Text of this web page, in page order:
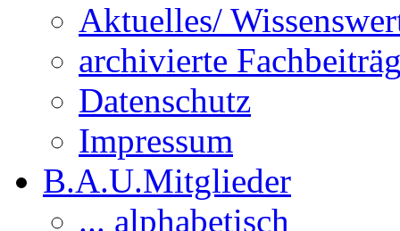
Aktuelles/
archivierte
Datenschutz
Impressum
B.A.U.Mitglieder
... alphabetisch